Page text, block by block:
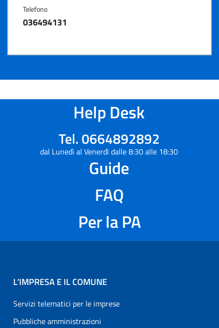
Telefono
036494131
Help Desk
Tel. 0664892892
dal Lunedì al Venerdì dalle 8:30 alle 18:30
Guide
FAQ
Per la PA
L’IMPRESA E IL COMUNE
Servizi telematici per le imprese
Pubbliche amministrazioni